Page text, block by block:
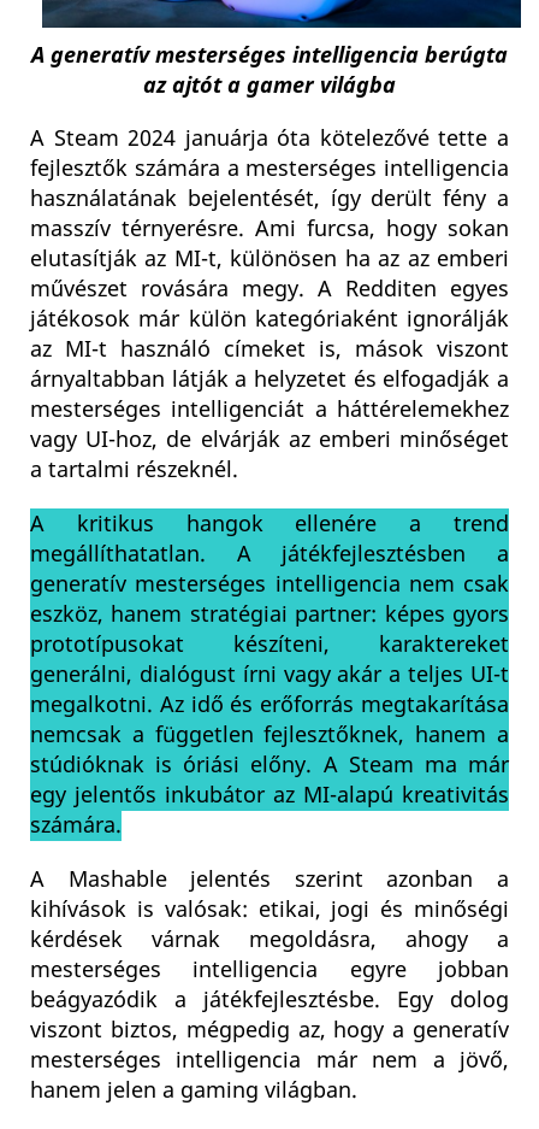
A generatív mesterséges intelligencia berúgta
az ajtót a gamer világba
A Steam 2024 januárja óta kötelezővé tette a
fejlesztők számára a mesterséges intelligencia
használatának bejelentését, így derült fény a
masszív térnyerésre. Ami furcsa, hogy sokan
elutasítják az MI-t, különösen ha az az emberi
művészet rovására megy. A Redditen egyes
játékosok már külön kategóriaként ignorálják
az MI-t használó címeket is, mások viszont
árnyaltabban látják a helyzetet és elfogadják a
mesterséges intelligenciát a háttérelemekhez
vagy UI-hoz, de elvárják az emberi minőséget
a tartalmi részeknél.
A kritikus hangok ellenére a trend
megállíthatatlan. A játékfejlesztésben a
generatív mesterséges intelligencia nem csak
eszköz, hanem stratégiai partner: képes gyors
prototípusokat készíteni, karaktereket
generálni, dialógust írni vagy akár a teljes UI-t
megalkotni. Az idő és erőforrás megtakarítása
nemcsak a független fejlesztőknek, hanem a
stúdióknak is óriási előny. A Steam ma már
egy jelentős inkubátor az MI-alapú kreativitás
számára.
A Mashable jelentés szerint azonban a
kihívások is valósak: etikai, jogi és minőségi
kérdések várnak megoldásra, ahogy a
mesterséges intelligencia egyre jobban
beágyazódik a játékfejlesztésbe. Egy dolog
viszont biztos, mégpedig az, hogy a generatív
mesterséges intelligencia már nem a jövő,
hanem jelen a gaming világban.